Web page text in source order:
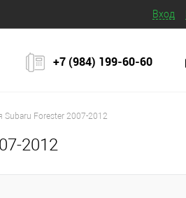
Вход
+7 (984) 199‒60‒60
Forester 2007-2012
2012